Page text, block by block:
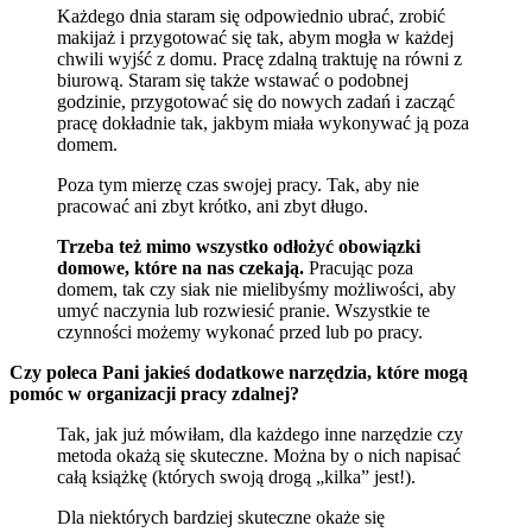
Każdego dnia staram się odpowiednio ubrać, zrobić
makijaż i przygotować się tak, abym mogła w każdej
chwili wyjść z domu. Pracę zdalną traktuję na równi z
biurową. Staram się także wstawać o podobnej
godzinie, przygotować się do nowych zadań i zacząć
pracę dokładnie tak, jakbym miała wykonywać ją poza
domem.
Poza tym mierzę czas swojej pracy. Tak, aby nie
pracować ani zbyt krótko, ani zbyt długo.
Trzeba też mimo wszystko odłożyć obowiązki
domowe, które na nas czekają. Pracując poza
domem, tak czy siak nie mielibyśmy możliwości, aby
umyć naczynia lub rozwiesić pranie. Wszystkie te
czynności możemy wykonać przed lub po pracy.
Czy poleca Pani jakieś dodatkowe narzędzia, które mogą
pomóc w organizacji pracy zdalnej?
Tak, jak już mówiłam, dla każdego inne narzędzie czy
metoda okażą się skuteczne. Można by o nich napisać
całą książkę (których swoją drogą „kilka” jest!).
Dla niektórych bardziej skuteczne okaże się